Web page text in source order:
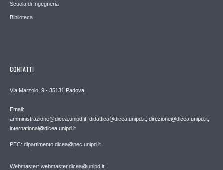
Scuola di Ingegneria
Biblioteca
CONTATTI
Via Marzolo, 9 - 35131 Padova
Email:
amministrazione@dicea.unipd.it, didattica@dicea.unipd.it, direzione@dicea.unipd.it,
international@dicea.unipd.it
PEC: dipartimento.dicea@pec.unipd.it
Webmaster: webmaster.dicea@unipd.it